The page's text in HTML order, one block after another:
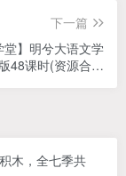
下一篇
堂】明兮大语文学
48课时(资源合计
木，全七季共